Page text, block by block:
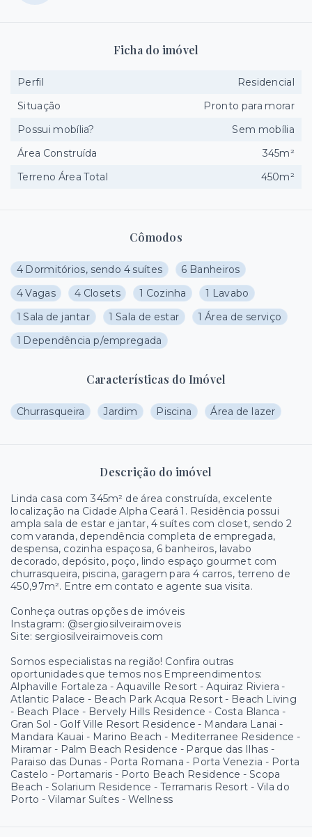
Cômodos
4 Dormitórios, sendo 4 suítes
6 Banheiros
4 Vagas
4 Closets 1 Cozinha
1 Lavabo
1 Sala de jantar
1 Sala de estar
1 Área de serviço
1 Dependência p/empregada
Características do Imóvel
Churrasqueira Jardim Piscina Área de lazer
Descrição do imóvel
Linda casa com 345m² de área construída, excelente
localização na Cidade Alpha Ceará 1. Residência possui
ampla sala de estar e jantar, 4 suítes com closet, sendo 2
com varanda, dependência completa de empregada,
despensa, cozinha espaçosa, 6 banheiros, lavabo
decorado, depósito, poço, lindo espaço gourmet com
churrasqueira, piscina, garagem para 4 carros, terreno de
450,97m². Entre em contato e agente sua visita.
Conheça outras opções de imóveis
Instagram: @sergiosilveiraimoveis
Site: sergiosilveiraimoveis.com
Somos especialistas na região! Confira outras
oportunidades que temos nos Empreendimentos:
Alphaville Fortaleza - Aquaville Resort - Aquiraz Riviera -
Atlantic Palace - Beach Park Acqua Resort - Beach Living
- Beach Place - Bervely Hills Residence - Costa Blanca -
Gran Sol - Golf Ville Resort Residence - Mandara Lanai -
Mandara Kauai - Marino Beach - Mediterranee Residence -
Miramar - Palm Beach Residence - Parque das Ilhas -
Paraiso das Dunas - Porta Romana - Porta Venezia - Porta
Castelo - Portamaris - Porto Beach Residence - Scopa
Beach - Solarium Residence - Terramaris Resort - Vila do
Porto - Vilamar Suítes - Wellness
Ficha do imóvel
Perfil
Residencial
Situação
Pronto para morar
Possui mobília?
Sem mobília
Área Construída
345m²
Terreno Área Total
450m²